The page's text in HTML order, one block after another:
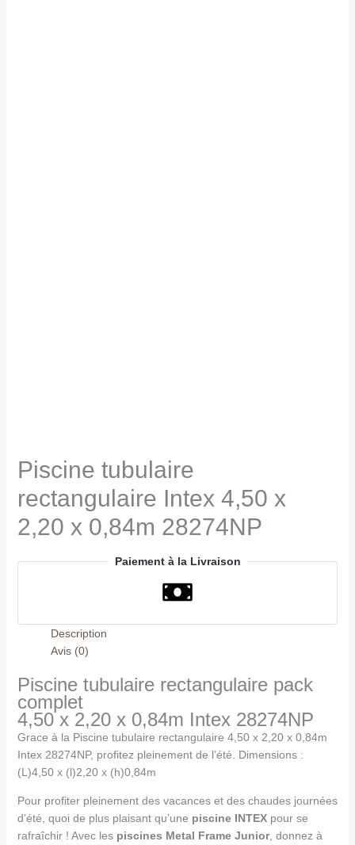
Piscine tubulaire
rectangulaire Intex 4,50 x
2,20 x 0,84m 28274NP
Paiement à la Livraison
Description
Avis (0)
Piscine tubulaire rectangulaire pack
complet
4,50 x 2,20 x 0,84m Intex 28274NP
Grace à la Piscine tubulaire rectangulaire 4,50 x 2,20 x 0,84m
Intex 28274NP, profitez pleinement de l’été. Dimensions :
(L)4,50 x (l)2,20 x (h)0,84m
Pour profiter pleinement des vacances et des chaudes journées
d’été, quoi de plus plaisant qu’une piscine INTEXpour se
rafraîchir ! Avec les piscines Metal Frame Junior, donnez à